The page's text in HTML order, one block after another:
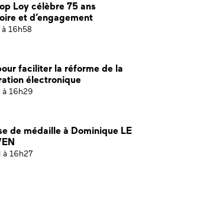
Loy célèbre 75 ans
et d’engagement
16h58
faciliter la réforme de la
électronique
16h29
de médaille à Dominique LE
16h27